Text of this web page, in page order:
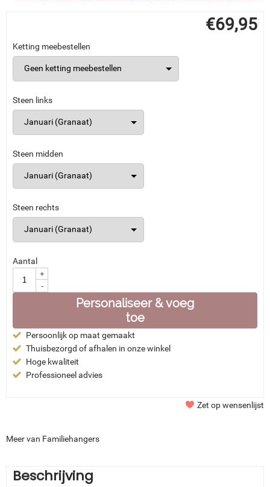
€69,95
Ketting meebestellen
Steen links
Steen midden
Steen rechts
Aantal
+
-
Personaliseer & voeg
toe
Persoonlijk op maat gemaakt
Thuisbezorgd of afhalen in onze winkel
Hoge kwaliteit
Professioneel advies
Zet op wensenlijst
Meer van Familiehangers
Beschrijving